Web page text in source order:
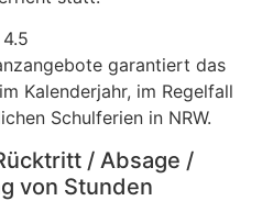
4.5
garantiert das
Kalenderjahr, im Regelfall
Schulferien in NRW.
/ Absage /
von Stunden